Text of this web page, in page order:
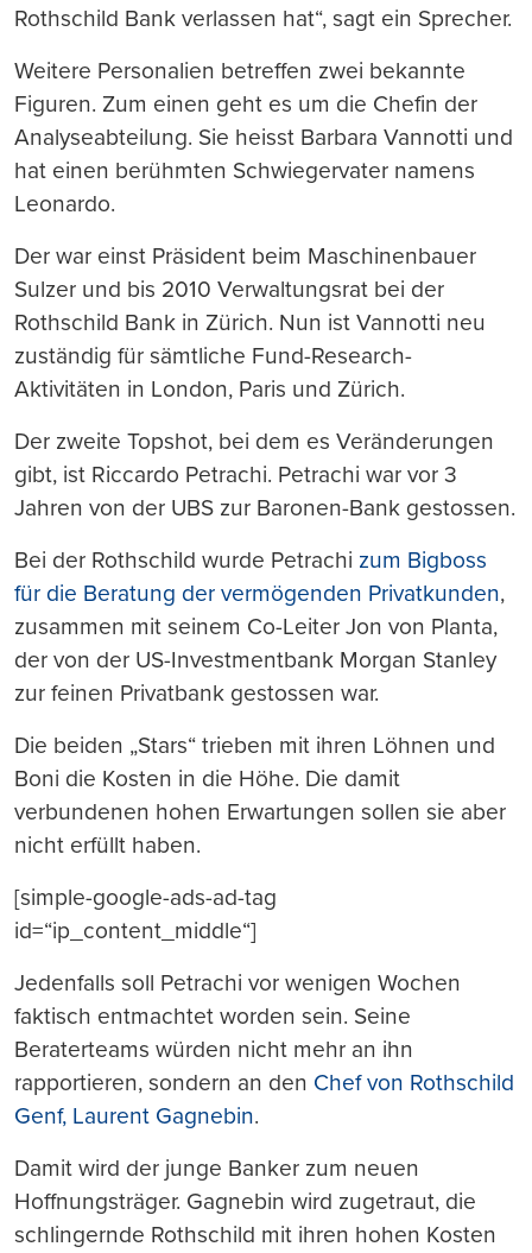
Rothschild Bank verlassen hat“, sagt ein Sprecher.
Weitere Personalien betreffen zwei bekannte
Figuren. Zum einen geht es um die Chefin der
Analyseabteilung. Sie heisst Barbara Vannotti und
hat einen berühmten Schwiegervater namens
Leonardo.
Der war einst Präsident beim Maschinenbauer
Sulzer und bis 2010 Verwaltungsrat bei der
Rothschild Bank in Zürich. Nun ist Vannotti neu
zuständig für sämtliche Fund-Research-
Aktivitäten in London, Paris und Zürich.
Der zweite Topshot, bei dem es Veränderungen
gibt, ist Riccardo Petrachi. Petrachi war vor 3
Jahren von der UBS zur Baronen-Bank gestossen.
Bei der Rothschild wurde Petrachi zum Bigboss
für die Beratung der vermögenden Privatkunden,
zusammen mit seinem Co-Leiter Jon von Planta,
der von der US-Investmentbank Morgan Stanley
zur feinen Privatbank gestossen war.
Die beiden „Stars“ trieben mit ihren Löhnen und
Boni die Kosten in die Höhe. Die damit
verbundenen hohen Erwartungen sollen sie aber
nicht erfüllt haben.
[simple-google-ads-ad-tag
id=“ip_content_middle“]
Jedenfalls soll Petrachi vor wenigen Wochen
faktisch entmachtet worden sein. Seine
Beraterteams würden nicht mehr an ihn
rapportieren, sondern an den Chef von Rothschild
Genf, Laurent Gagnebin.
Damit wird der junge Banker zum neuen
Hoffnungsträger. Gagnebin wird zugetraut, die
schlingernde Rothschild mit ihren hohen Kosten